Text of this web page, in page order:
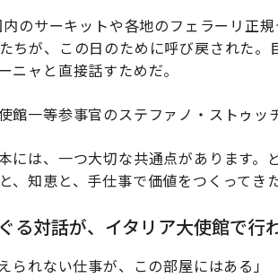
のサーキットや各地のフェラーリ正
ちが、この日のために呼び戻された
ニャと直接話すためだ。
館一等参事官のステファノ・ストゥッ
には、一つ大切な共通点があります
、知恵と、手仕事で価値をつくってき
る対話が、イタリア大使館で行
られない仕事が、この部屋にはある」